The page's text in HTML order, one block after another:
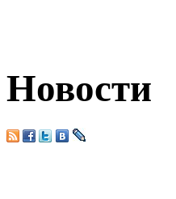
Новости